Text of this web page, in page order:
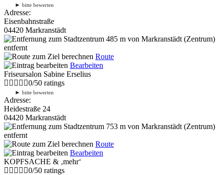
► bitte bewerten
Adresse:
Eisenbahnstraße
04420 Markranstädt
485 m von Markranstädt (Zentrum)
entfernt
Route
Bearbeiten
Friseursalon Sabine Erselius
0/50 ratings
► bitte bewerten
Adresse:
Heidestraße 24
04420 Markranstädt
753 m von Markranstädt (Zentrum)
entfernt
Route
Bearbeiten
KOPFSACHE & ‚mehr‘
0/50 ratings